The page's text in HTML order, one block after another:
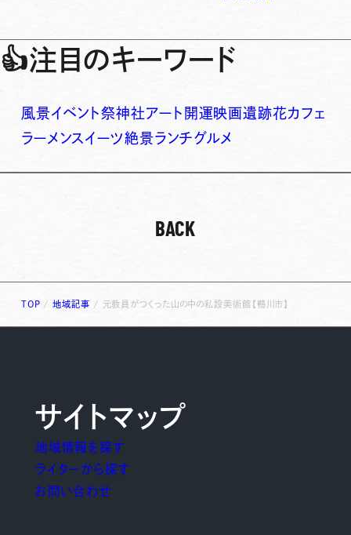
👍注目のキーワード
風景イベント祭神社アート 開運映画遺跡花カフェ
ラーメンスイーツ絶景ランチグルメ
BACK
TOP /地域記事 / 元教員がつくった山の中の私設美術館【鴨川市】
サイトマップ
地域情報を探す
ライターから探す
お問い合わせ